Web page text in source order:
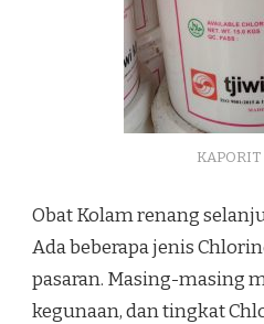
Obat Kolam renang
Ada beberapa jenis
pasaran. Masing-masing
kegunaan, dan tingkat